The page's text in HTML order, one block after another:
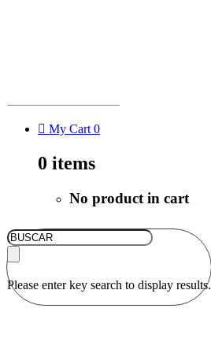
My Cart 0
0 items
No product in cart
Please enter key search to display results.